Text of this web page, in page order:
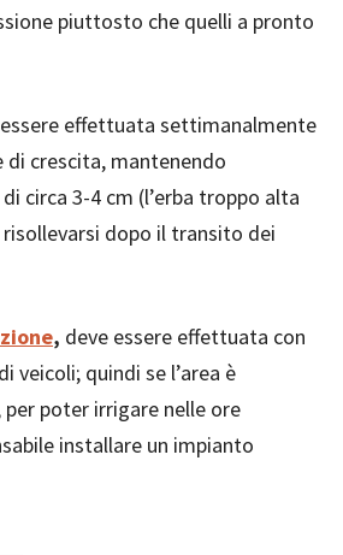
piuttosto che quelli a pronto
effettuata settimanalmente
crescita, mantenendo
circa 3-4 cm (l’erba troppo alta
dopo il transito dei
, deve essere effettuata con
veicoli; quindi se l’area è
poter irrigare nelle ore
installare un impianto